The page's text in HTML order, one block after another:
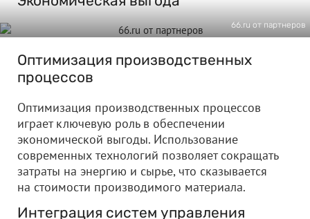
66.ru от партнеров
Оптимизация производственных
процессов
Оптимизация производственных процессов
играет ключевую роль в обеспечении
экономической выгоды. Использование
современных технологий позволяет сокращать
затраты на энергию и сырье, что сказывается
на стоимости производимого материала.
Интеграция систем управления